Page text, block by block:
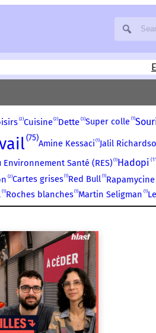
2 Cuisine 2 Dette 3 Super colle 1
75
Amine Kessaci 1 Jalil
Environnement Santé (RES) 1 Hadopi 11
2 Cartes grises 1 Red Bull 1 Rapamycine
1 Roches blanches 1 Martin Seligman 1